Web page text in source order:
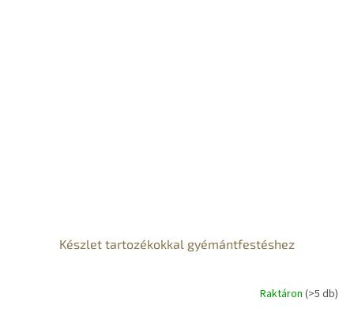
Készlet tartozékokkal gyémántfestéshez
Raktáron (>5 db)